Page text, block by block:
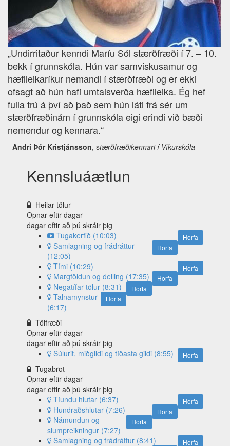
„Undirritaður kenndi Maríu Sól stærðfræði í 7. – 10.
bekk í grunnskóla. Hún var samviskusamur og
hæfileikaríkur nemandi í stærðfræði og er ekki
ofsagt að hún hafi umtalsverða hæfileika. Ég hef
fulla trú á því að það sem hún láti frá sér um
stærðfræðinám í grunnskóla eigi erindi við bæði
nemendur og kennara.“
- Andri Þór Kristjánsson, stærðfræðikennari í Víkurskóla
Kennsluáætlun
Heilar tölur
Opnar eftirdagar
dagar eftir að þú skráir þig
Horfa
Tugakerfið (10:03)
Horfa
Samlagning og frádráttur
(12:05)
Horfa
Tími (10:29)
Horfa
Margföldun og deiling (17:35)
Horfa
Negatífar tölur (8:31)
Horfa
Talnamynstur
(6:17)
Tölfræði
Opnar eftirdagar
dagar eftir að þú skráir þig
Horfa
Súlurit, miðgildi og tíðasta gildi (8:55)
Tugabrot
Opnar eftirdagar
dagar eftir að þú skráir þig
Horfa
Tíundu hlutar (6:37)
Horfa
Hundraðshlutar (7:26)
Horfa
Námundun og
slumpreikningur (7:27)
Horfa
Samlagning og frádráttur (8:41)